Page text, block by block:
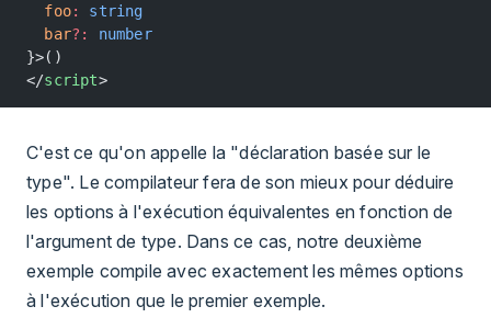
  foo
:
string
  bar
?:
number
}>()
</script>
C'est ce qu'on appelle la "déclaration basée sur le
type". Le compilateur fera de son mieux pour déduire
les options à l'exécution équivalentes en fonction de
l'argument de type. Dans ce cas, notre deuxième
exemple compile avec exactement les mêmes options
à l'exécution que le premier exemple.